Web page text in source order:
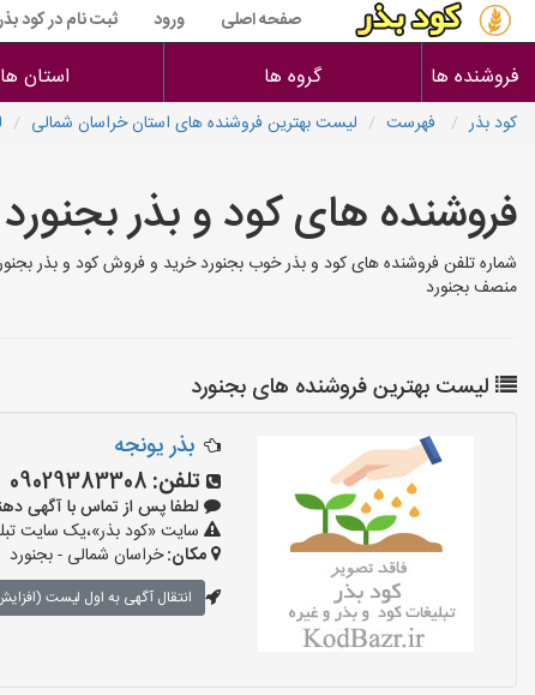
صفحه اصلی ورود ثبت نام در کود
فروشنده ها گروه ها استان ها
کود بذر فهرست لیست بهترین فروشنده های استان خراسان شمالی
فروشنده های کود و بذر بجنورد
شماره تلفن فروشنده های کود و بذر خوب بجنورد خرید و فروش کود و بذر
منصف بجنورد
لیست بهترین فروشنده های بجنورد
بذر یونجه
تلفن: 09029383308
لطفا پس از تماس با آگهی دهنده
سایت «کود بذر»،یک سایت
مکان:خراسان شمالی - بجنورد
انتقال آگهی به اول لیست